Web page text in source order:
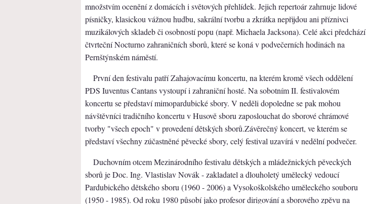
množstvím ocenění z domácích i světových přehlídek. Jejich repertoár zahrnuje lidové
písničky, klasickou vážnou hudbu, sakrální tvorbu a zkrátka nepřijdou ani příznivci
muzikálových skladeb či osobností popu (např. Michaela Jacksona). Celé akci předchází
čtvrteční Nocturno zahraničních sborů, které se koná v podvečerních hodinách na
Pernštýnském náměstí.
První den festivalu patří Zahajovacímu koncertu, na kterém kromě všech oddělení
PDS Iuventus Cantans vystoupí i zahraniční hosté. Na sobotním II. festivalovém
koncertu se představí mimopardubické sbory. V neděli dopoledne se pak mohou
návštěvníci tradičního koncertu v Husově sboru zaposlouchat do sborové chrámové
tvorby "všech epoch" v provedení dětských sborů.Závěrečný koncert, ve kterém se
představí všechny zúčastněné pěvecké sbory, celý festival uzavírá v nedělní podvečer.
Duchovním otcem Mezinárodního festivalu dětských a mládežnických pěveckých
sborů je Doc. Ing. Vlastislav Novák - zakladatel a dlouholetý umělecký vedoucí
Pardubického dětského sboru (1960 - 2006) a Vysokoškolského uměleckého souboru
(1950 - 1985). Od roku 1980 působí jako profesor dirigování a sborového zpěvu na